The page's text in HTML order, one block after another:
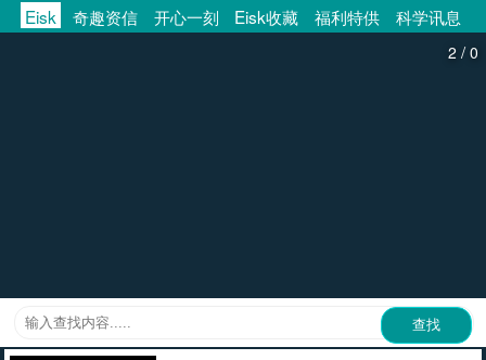
Eisk 奇趣资信 开心一刻 Eisk收藏 福利特供 科学讯息
2 / 0